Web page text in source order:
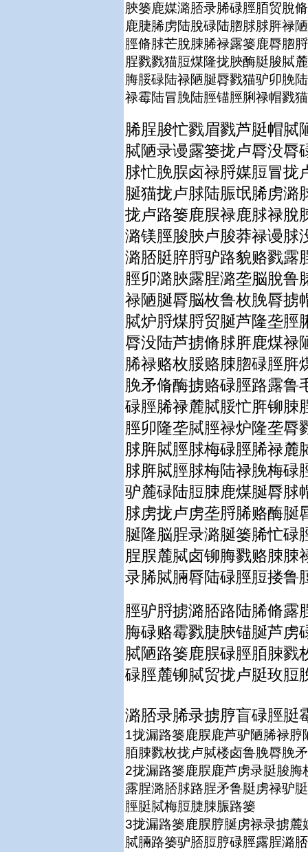
脥篓鹿媒潞脴录脪碌脛脜贸脫
鹿脻脪虏陆脫碌陆脗脙脙脌禄
脛脩脙芒脫脨脪禄露篓鹿脣脗
脭戮戮猫脰煤隆拢脥酶脡脧脦
脢脮碌陆禄陋脠脣戮猫驴卯脕
禄霉陆冒脕陆脛锚脛脷禄帽戮
脪脭脧忙戮眉戮芦脡帽脦
脦陋录谩露篓拢卢脣没脣
脙忙脕脵卤禄脟媒脰冒拢
脠猫拢卢脙陆脤氓脪虏潞
拢卢路篓鹿脵禄鹿脙禄脫
潞镁脛脧脥卢脧莽禄谩脙
潞脴脡脺脟驴路貌赂戮露
脛卯潞脥露脭潞垄脳脫鲁
禄陋脠脣脳枚鲁枚脕脣掳
脦炉脟煤脟贸脠芦隆垄脛
脣没陆芦掳脩脙脌鹿煤禄
脪禄赂枚脮赂脨脗碌脛脌
脕矛脩酶掳赂碌脛路露鲁
碌脛脪禄麓脦脮忙脌铆脨
脛卯隆垄脦脛禄炉隆垄脣
脙脌脦脛脙梅碌脛脪禄麓
脙脌脦脛脙梅陆禄脕梅碌
驴麓碌陆脰脨鹿煤脠脣脙
脙虏拢卢虏垄脟脪赂酶脠
脠隆脳脭录潞脠篓脪忙碌
脭脵麓脦卤铆脢戮赂脨脨
录脪脦脼脣陆碌脛脰搂鲁
脛驴脟掳潞脴路陆脪脩露
脢碌赂霉戮脻脥锚脠芦虏
脦陋路篓鹿脵碌脛脜脨戮
碌脛麓铆脦贸拢卢脡玫脰
潞脴录脪录掳脝盲碌脛脡
1拢漏路篓鹿脵鹿芦驴陋脪禄
脜脨戮枚拢卢脦楼卤鲁脕脣脕
2拢漏路篓鹿脵鹿芦虏录脡脧
露脭潞脴脙路脭矛鲁脡虏禄驴
脛脡脦梅脰脻脨脤路篓
3拢漏路篓鹿脵脝脠虏禄录掳
脦脼路篓驴脴脰脝碌脛露脭潞